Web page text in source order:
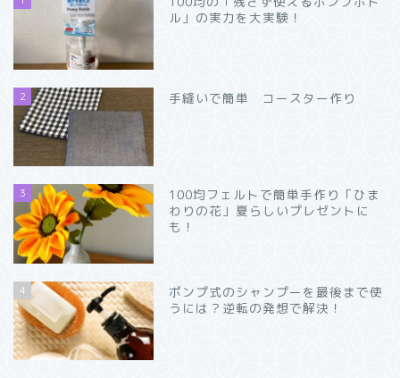
ル」の実力を大実験！
2 手縫いで簡単 コースター作り
3
100均フェルトで簡単手作り「ひま
わりの花」夏らしいプレゼントに
も！
4
ポンプ式のシャンプーを最後まで使
うには？逆転の発想で解決！